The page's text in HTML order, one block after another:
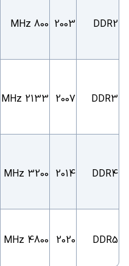
DDR2
2003
800 MHz
DDR3
2007
2133 MHz
DDR4
2014
3200 MHz
DDR5
2020
4800 MHz